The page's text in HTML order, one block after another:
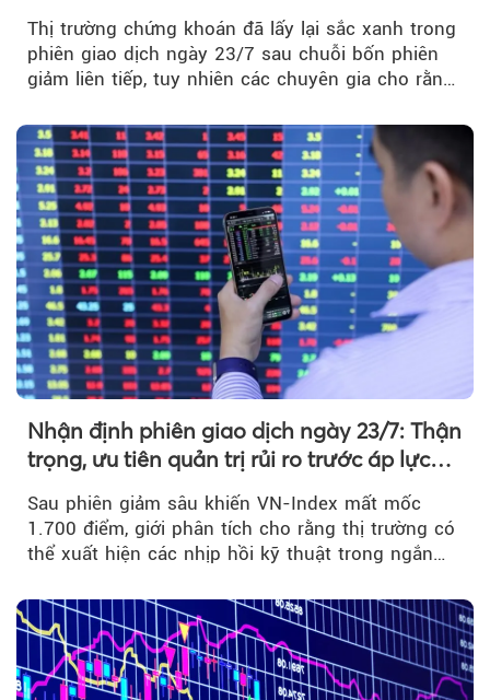
Thị trường chứng khoán đã lấy lại sắc xanh trong
phiên giao dịch ngày 23/7 sau chuỗi bốn phiên
giảm liên tiếp, tuy nhiên các chuyên gia cho rằng
Nhận định phiên giao dịch ngày 23/7: Thận
trọng, ưu tiên quản trị rủi ro trước áp lực
Sau phiên giảm sâu khiến VN-Index mất mốc
1.700 điểm, giới phân tích cho rằng thị trường có
thể xuất hiện các nhịp hồi kỹ thuật trong ngắn